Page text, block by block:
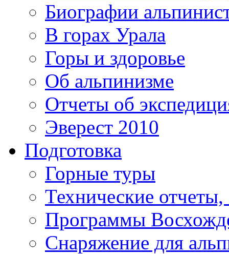
Биографии
В горах Урала
Горы и здоровье
Об альпинизме
Отчеты об
Эверест 2010
Подготовка
Горные туры
Технические
Программы
Снаряжение для